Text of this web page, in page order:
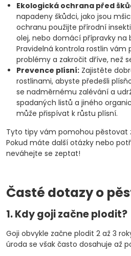
Ekologická ochrana před
napadeny škůdci, jako jsou
ochranu použijte přírodní
olej, nebo domácí přípravky na
Pravidelná kontrola rostlin vám
problémy a zakročit dříve, než
Prevence plísní: Zajistěte
rostlinami, abyste předešli
se nadměrnému zalévání a
spadaných listů a jiného
může přispívat k růstu plísní.
Tyto tipy vám pomohou pěstovat
Pokud máte další otázky nebo
neváhejte se zeptat!
Časté dotazy o
1. Kdy goji začne plodit?
Goji obvykle začne plodit 2 až 3
úroda se však často dosahuje až